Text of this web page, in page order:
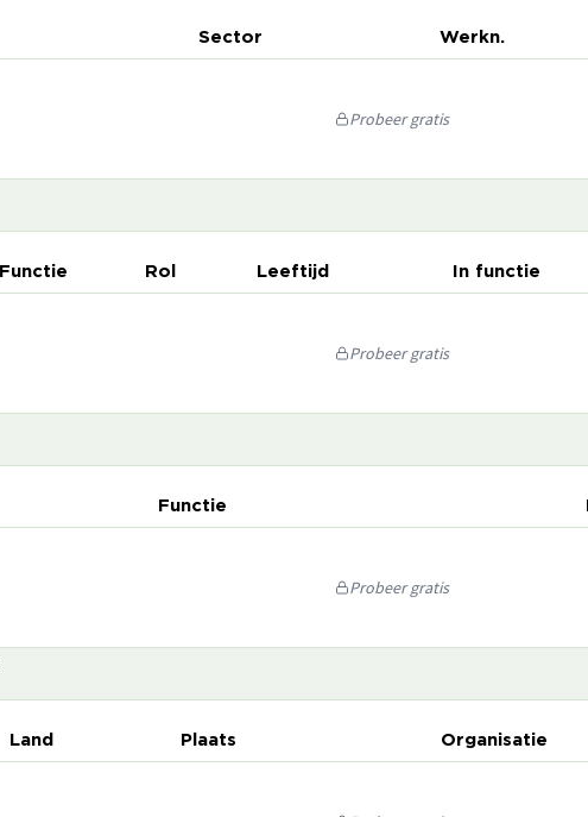
Sector Werkn.
Probeer gratis
Functie Rol Leeftijd In functie
Probeer gratis
Functie
Probeer gratis
Land Plaats Organisatie